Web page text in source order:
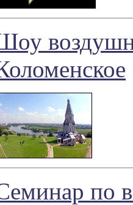
по